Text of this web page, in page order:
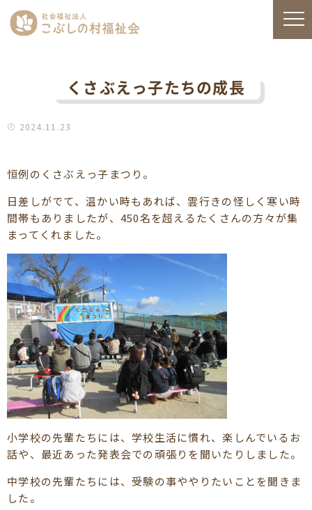
くさぶえっ子たちの成長
2024.11.23
恒例のくさぶえっ子まつり。
日差しがでて、温かい時もあれば、雲行きの怪しく寒い時
間帯もありましたが、450名を超えるたくさんの方々が集
まってくれました。
小学校の先輩たちには、学校生活に慣れ、楽しんでいるお
話や、最近あった発表会での頑張りを聞いたりしました。
中学校の先輩たちには、受験の事ややりたいことを聞きま
した。